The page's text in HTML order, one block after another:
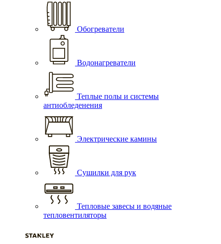
Обогреватели
Водонагреватели
Теплые полы и системы
антиобледенения
Электрические камины
Сушилки для рук
Тепловые завесы и водяные
тепловентиляторы